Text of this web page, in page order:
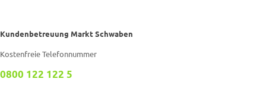
Kundenbetreuung Markt Schwaben
Kostenfreie Telefonnummer
0800 122 122 5